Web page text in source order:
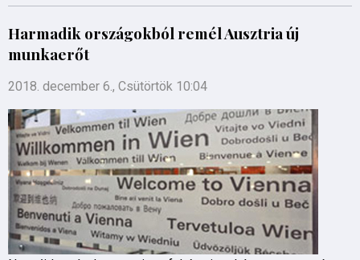
Harmadik országokból remél Ausztria új
munkaerőt
2018. december 6., Csütörtök 10:04